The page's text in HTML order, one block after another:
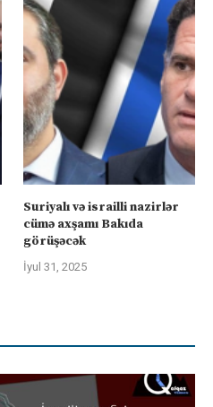
Suriyalı və israilli nazirlər
cümə axşamı Bakıda
görüşəcək
İyul 31, 2025